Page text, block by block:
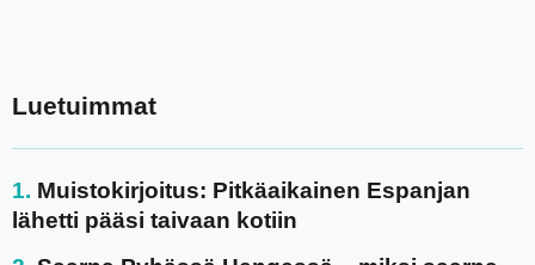
Luetuimmat
Muistokirjoitus: Pitkäaikainen Espanjan
lähetti pääsi taivaan kotiin